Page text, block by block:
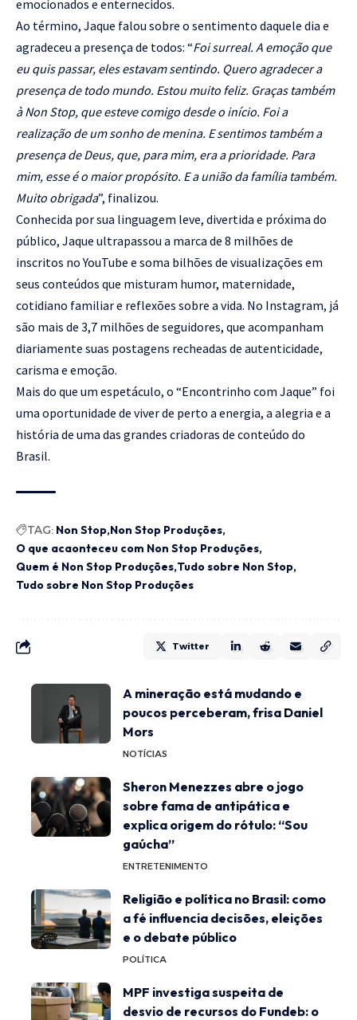
emocionados e enternecidos.
Ao término, Jaque falou sobre o sentimento daquele dia e
agradeceu a presença de todos: “Foi surreal. A emoção que
eu quis passar, eles estavam sentindo. Quero agradecer a
presença de todo mundo. Estou muito feliz. Graças também
à Non Stop, que esteve comigo desde o início. Foi a
realização de um sonho de menina. E sentimos também a
presença de Deus, que, para mim, era a prioridade. Para
mim, esse é o maior propósito. E a união da família também.
Muito obrigada”, finalizou.
Conhecida por sua linguagem leve, divertida e próxima do
público, Jaque ultrapassou a marca de 8 milhões de
inscritos no YouTube e soma bilhões de visualizações em
seus conteúdos que misturam humor, maternidade,
cotidiano familiar e reflexões sobre a vida. No Instagram, já
são mais de 3,7 milhões de seguidores, que acompanham
diariamente suas postagens recheadas de autenticidade,
carisma e emoção.
Mais do que um espetáculo, o “Encontrinho com Jaque” foi
uma oportunidade de viver de perto a energia, a alegria e a
história de uma das grandes criadoras de conteúdo do
Brasil.
TAG: Non Stop Non Stop Produções
O que acaonteceu com Non Stop Produções
Quem é Non Stop Produções Tudo sobre Non Stop
Tudo sobre Non Stop Produções
Twitter
A mineração está mudando e
poucos perceberam, frisa Daniel
Mors
NOTÍCIAS
Sheron Menezzes abre o jogo
sobre fama de antipática e
explica origem do rótulo: “Sou
gaúcha”
ENTRETENIMENTO
Religião e política no Brasil: como
a fé influencia decisões, eleições
e o debate público
POLÍTICA
MPF investiga suspeita de
desvio de recursos do Fundeb: o